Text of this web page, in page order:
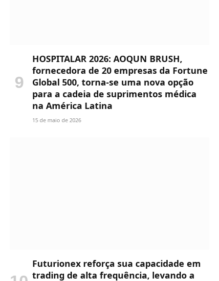
HOSPITALAR 2026: AOQUN BRUSH,
fornecedora de 20 empresas da Fortune
Global 500, torna-se uma nova opção
para a cadeia de suprimentos médica
na América Latina
15 de maio de 2026
Futurionex reforça sua capacidade em
trading de alta frequência, levando a